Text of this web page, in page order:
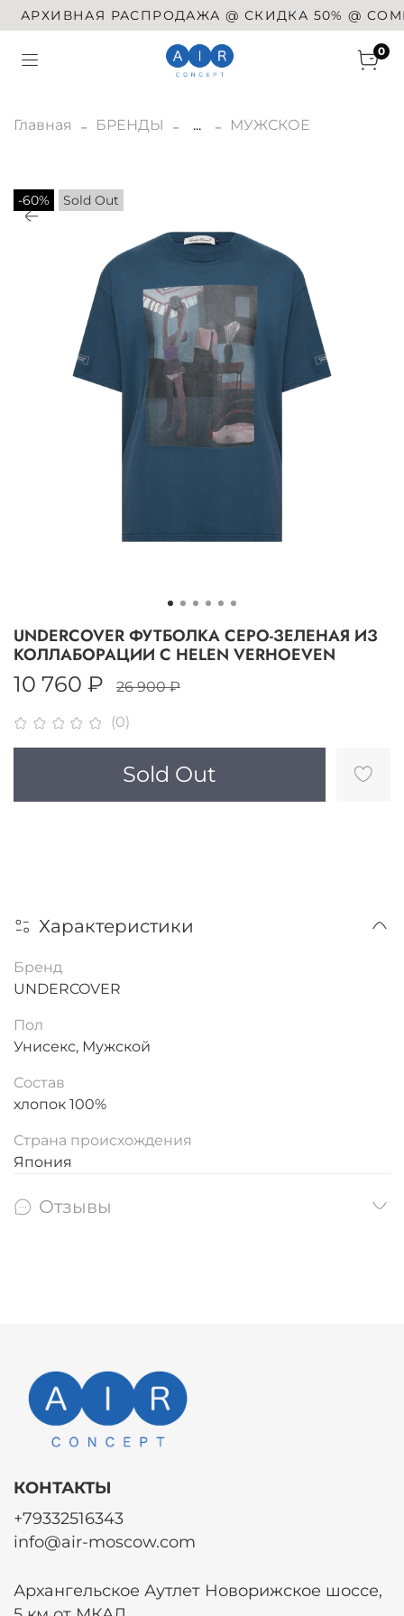
АРХИВНАЯ РАСПРОДАЖА @ СКИДКА 50% @ COMME
0
Главная БРЕНДЫ ... МУЖСКОЕ
-60% Sold Out
(0)
UNDERCOVER ФУТБОЛКА СЕРО-ЗЕЛЕНАЯ ИЗ
КОЛЛАБОРАЦИИ С HELEN VERHOEVEN
10 760 ₽ 26 900 ₽
Sold Out
Характеристики
Бренд
UNDERCOVER
Пол
Унисекс, Мужской
Состав
хлопок 100%
Страна происхождения
Япония
Отзывы
КОНТАКТЫ
+79332516343
info@air-moscow.com
Архангельское Аутлет Новорижское шоссе,